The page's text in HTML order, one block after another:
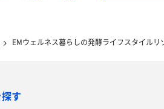
EMウェルネス暮らしの発酵ライフスタイルリ
す